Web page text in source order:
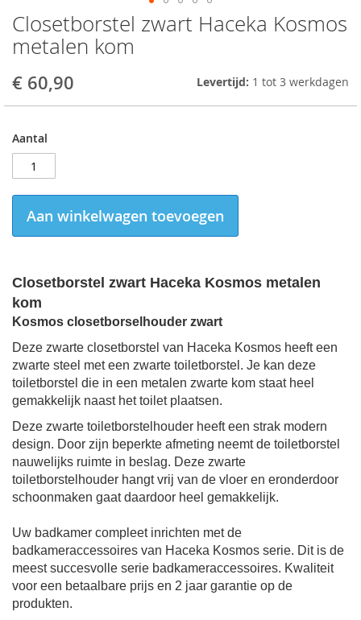
Closetborstel zwart Haceka Kosmos
metalen kom
€ 60,90 Levertijd: 1 tot 3 werkdagen
Aantal
Aan winkelwagen toevoegen
Closetborstel zwart Haceka Kosmos metalen
kom
Kosmos closetborselhouder zwart
Deze zwarte closetborstel van Haceka Kosmos heeft een
zwarte steel met een zwarte toiletborstel. Je kan deze
toiletborstel die in een metalen zwarte kom staat heel
gemakkelijk naast het toilet plaatsen.
Deze zwarte toiletborstelhouder heeft een strak modern
design. Door zijn beperkte afmeting neemt de toiletborstel
nauwelijks ruimte in beslag. Deze zwarte
toiletborstelhouder hangt vrij van de vloer en eronderdoor
schoonmaken gaat daardoor heel gemakkelijk.
Uw badkamer compleet inrichten met de
badkameraccessoires van Haceka Kosmos serie. Dit is de
meest succesvolle serie badkameraccessoires. Kwaliteit
voor een betaalbare prijs en 2 jaar garantie op de
produkten.
Skip
to
the
of
gallery